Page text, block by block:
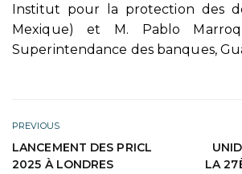
Institut pour la protection des
Mexique) et M. Pablo
Superintendance des banques,
PREVIOUS
LANCEMENT DES PRICL
2025 À LONDRES
LA